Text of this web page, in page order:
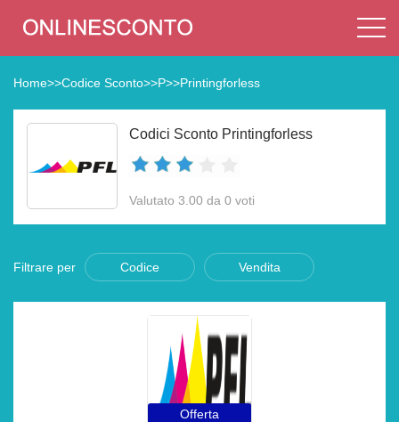
Home>>Codice Sconto>>P>>Printingforless
Codici Sconto Printingforless
Valutato 3.00 da 0 voti
Filtrare per Codice Vendita
Offerta